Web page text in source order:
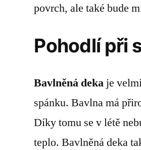
povrch, ale také bude
Pohodlí při
Bavlněná deka je
spánku. Bavlna má
Díky tomu se v létě
teplo. Bavlněná deka